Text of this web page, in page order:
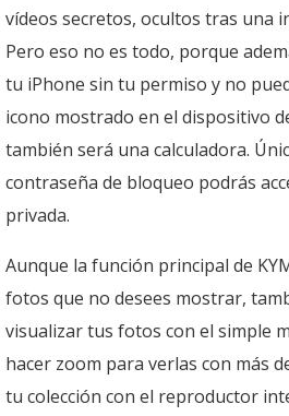
vídeos secretos, ocultos tras una
Pero eso no es todo, porque
tu iPhone sin tu permiso y no
icono mostrado en el dispositivo
también será una calculadora.
contraseña de bloqueo podrás
privada.
Aunque la función principal de
fotos que no desees mostrar,
visualizar tus fotos con el simple
hacer zoom para verlas con más
tu colección con el reproductor